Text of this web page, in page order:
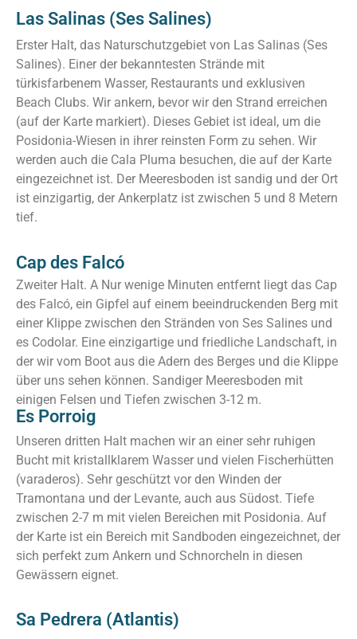
Las Salinas (Ses Salines)
Erster Halt, das Naturschutzgebiet von Las Salinas (Ses
Salines). Einer der bekanntesten Strände mit
türkisfarbenem Wasser, Restaurants und exklusiven
Beach Clubs. Wir ankern, bevor wir den Strand erreichen
(auf der Karte markiert). Dieses Gebiet ist ideal, um die
Posidonia-Wiesen in ihrer reinsten Form zu sehen. Wir
werden auch die Cala Pluma besuchen, die auf der Karte
eingezeichnet ist. Der Meeresboden ist sandig und der Ort
ist einzigartig, der Ankerplatz ist zwischen 5 und 8 Metern
tief.
Cap des Falcó
Zweiter Halt. A Nur wenige Minuten entfernt liegt das Cap
des Falcó, ein Gipfel auf einem beeindruckenden Berg mit
einer Klippe zwischen den Stränden von Ses Salines und
es Codolar. Eine einzigartige und friedliche Landschaft, in
der wir vom Boot aus die Adern des Berges und die Klippe
über uns sehen können. Sandiger Meeresboden mit
einigen Felsen und Tiefen zwischen 3-12 m.
Es Porroig
Unseren dritten Halt machen wir an einer sehr ruhigen
Bucht mit kristallklarem Wasser und vielen Fischerhütten
(varaderos). Sehr geschützt vor den Winden der
Tramontana und der Levante, auch aus Südost. Tiefe
zwischen 2-7 m mit vielen Bereichen mit Posidonia. Auf
der Karte ist ein Bereich mit Sandboden eingezeichnet, der
sich perfekt zum Ankern und Schnorcheln in diesen
Gewässern eignet.
Sa Pedrera (Atlantis)